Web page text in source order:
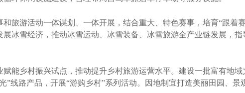
游活动一体谋划、一体开展，结合重大、特色赛事，培育“跟着
冰雪经济，推动冰雪运动、冰雪装备、冰雪旅游全产业链发展，
乡村振兴试点，推动提升乡村旅游运营水平。建设一批富有地域
”线路产品，开展“游购乡村”系列活动。因地制宜打造美丽田园、景